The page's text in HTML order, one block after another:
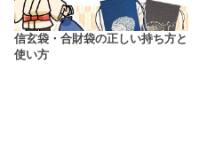
信玄袋・合財袋の正しい持ち方と
使い方